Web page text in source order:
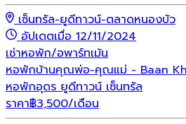
เซ็นทรัล-ยูดีทาวน์-ตลาดหนองบัว
อัปเดตเมื่อ 12/11/2024
เช่าหอพัก/อพาร์ทเม้น
หอพักบ้านคุณพ่อ-คุณแม่ - Baan
หอพักอุดร ยูดีทาวน์ เซ็นทรัล
ราคา฿3,500/เดือน